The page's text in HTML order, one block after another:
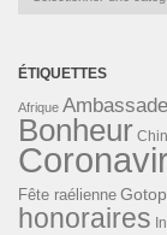
ÉTIQUETTES
Afrique
Bonheur
Fête raélienne
honoraires